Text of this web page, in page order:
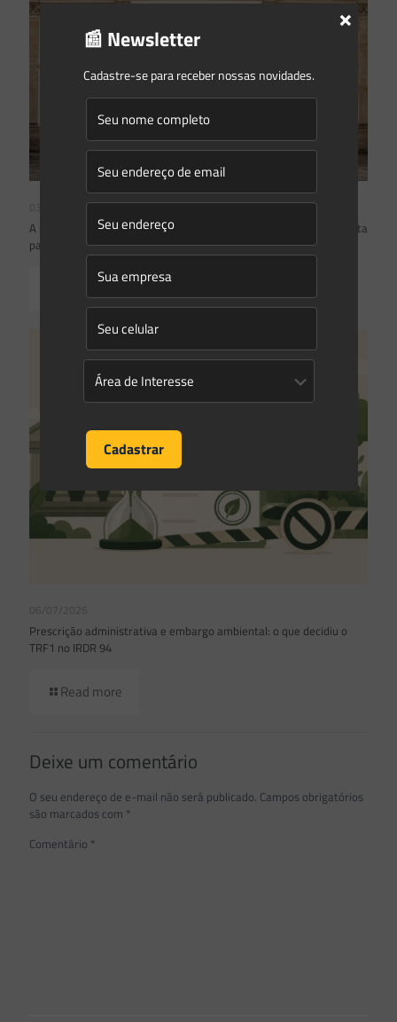
03/08/2026
A inclusão de imóvel em inventário de patrimônio cultural não basta
para impor restrições ao direito de propriedade:
Read more
06/07/2026
Prescrição administrativa e embargo ambiental: o que decidiu o
TRF1 no IRDR 94
Read more
Deixe um comentário
O seu endereço de e-mail não será publicado. Campos obrigatórios
são marcados com *
Comentário *
📰 Newsletter
Cadastre-se para receber nossas novidades.
×